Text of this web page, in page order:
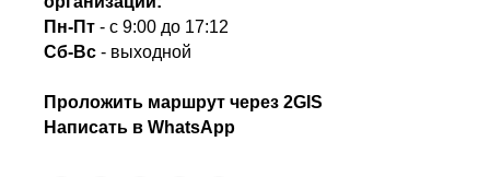
Пн-Пт - с 9:00 до 17:12
Сб-Вс - выходной
Проложить маршрут через 2GIS
Написать в WhatsApp